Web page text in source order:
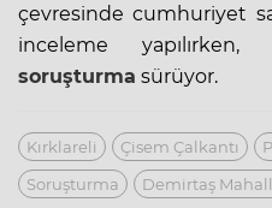
çevresinde cumhuriyet
inceleme
soruşturma sürüyor.
Kırklareli Çisem Çalkantı
Soruşturma
Demirtaş